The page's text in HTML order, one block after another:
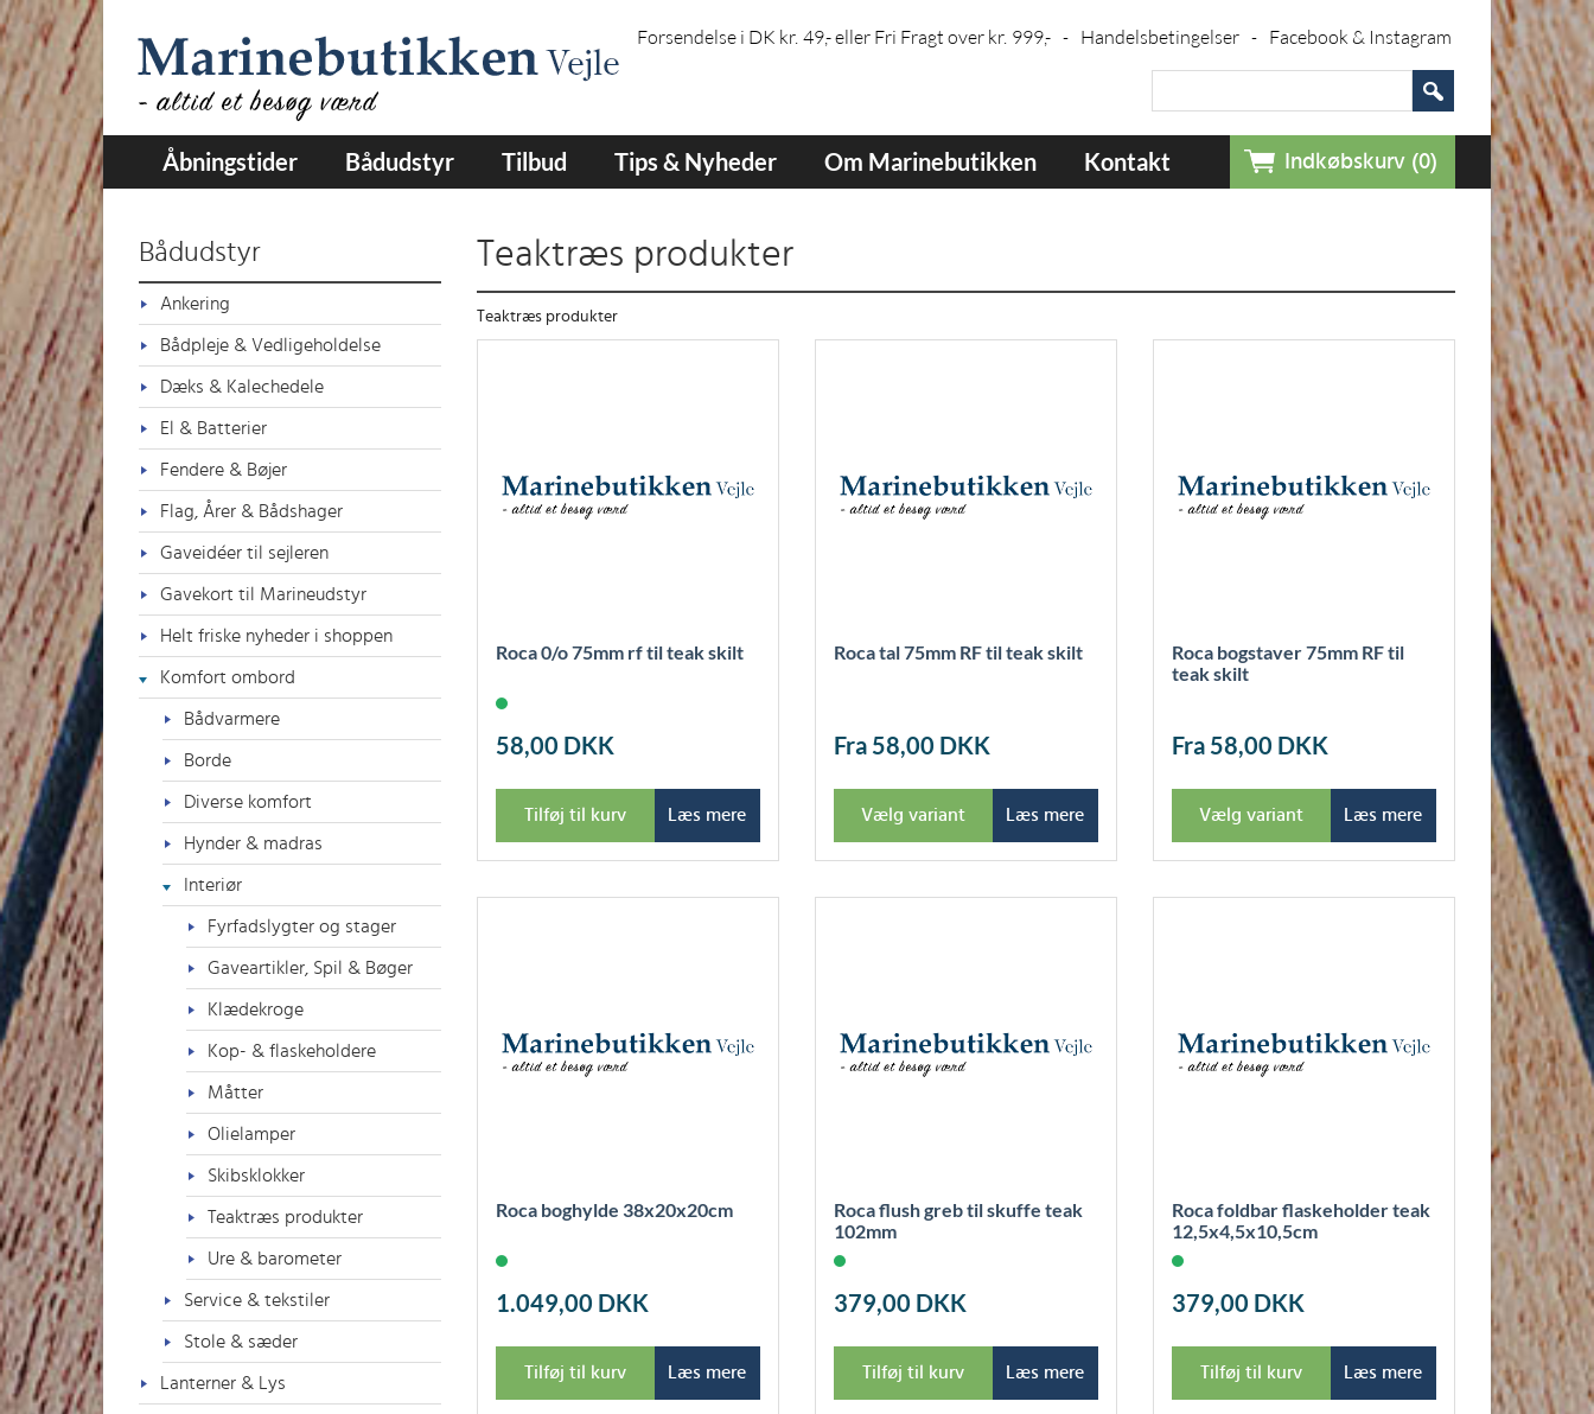
Forsendelse i DK kr. 49,- eller Fri Fragt over kr. 999,- - Handelsbetingelser - Facebook & Instagram
Åbningstider Bådudstyr Tilbud Tips & Nyheder Om Marinebutikken Kontakt Indkøbskurv (0)
Bådudstyr
Ankering
Bådpleje & Vedligeholdelse
Dæks & Kalechedele
El & Batterier
Fendere & Bøjer
Flag, Årer & Bådshager
Gaveidéer til sejleren
Gavekort til Marineudstyr
Helt friske nyheder i shoppen
Komfort ombord
Bådvarmere
Borde
Diverse komfort
Hynder & madras
Interiør
Fyrfadslygter og stager
Gaveartikler, Spil & Bøger
Klædekroge
Kop- & flaskeholdere
Måtter
Olielamper
Skibsklokker
Teaktræs produkter
Ure & barometer
Service & tekstiler
Stole & sæder
Lanterner & Lys
Teaktræs produkter
Teaktræs produkter
Roca 0/o 75mm rf til teak skilt
58,00 DKK
Tilføj til kurv Læs mere
Roca tal 75mm RF til teak skilt
Fra 58,00 DKK
Vælg variant Læs mere
Roca bogstaver 75mm RF til
teak skilt
Fra 58,00 DKK
Vælg variant Læs mere
Roca boghylde 38x20x20cm
1.049,00 DKK
Tilføj til kurv Læs mere
Roca flush greb til skuffe teak
102mm
379,00 DKK
Tilføj til kurv Læs mere
Roca foldbar flaskeholder teak
12,5x4,5x10,5cm
379,00 DKK
Tilføj til kurv Læs mere